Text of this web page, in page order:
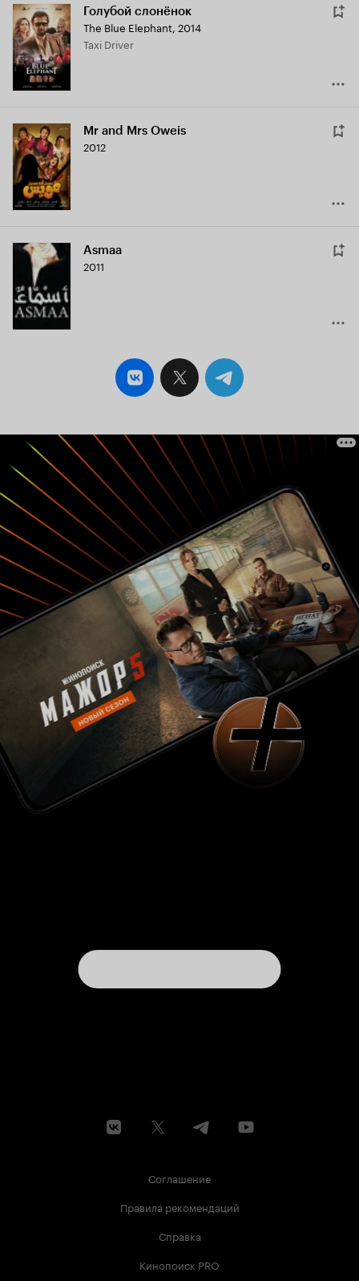
Голубой слонёнок
The Blue Elephant, 2014
Taxi Driver
Mr and Mrs Oweis
2012
Asmaa
2011
Соглашение
Правила рекомендаций
Справка
Кинопоиск PRO